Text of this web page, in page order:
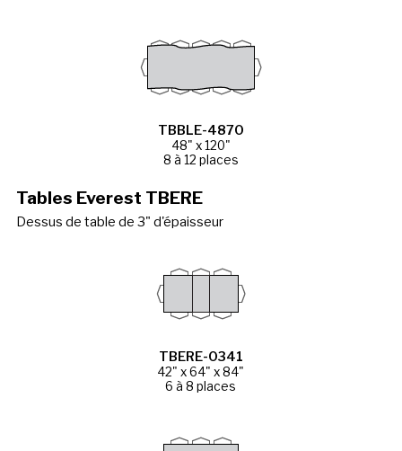
TBBLE-4870
48" x 120"
8 à 12 places
Tables Everest TBERE
Dessus de table de 3" d'épaisseur
TBERE-0341
42" x 64" x 84"
6 à 8 places